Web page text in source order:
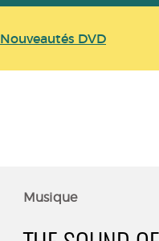
Nouveautés DVD
Musique